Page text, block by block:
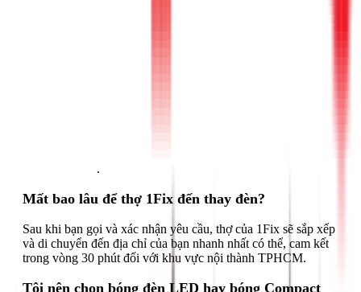
.
Mất bao lâu để thợ 1Fix đến thay đèn?
Sau khi bạn gọi và xác nhận yêu cầu, thợ của 1Fix sẽ sắp xếp
và di chuyển đến địa chỉ của bạn nhanh nhất có thể, cam kết
trong vòng 30 phút đối với khu vực nội thành TPHCM.
Tôi nên chọn bóng đèn LED hay bóng Compact